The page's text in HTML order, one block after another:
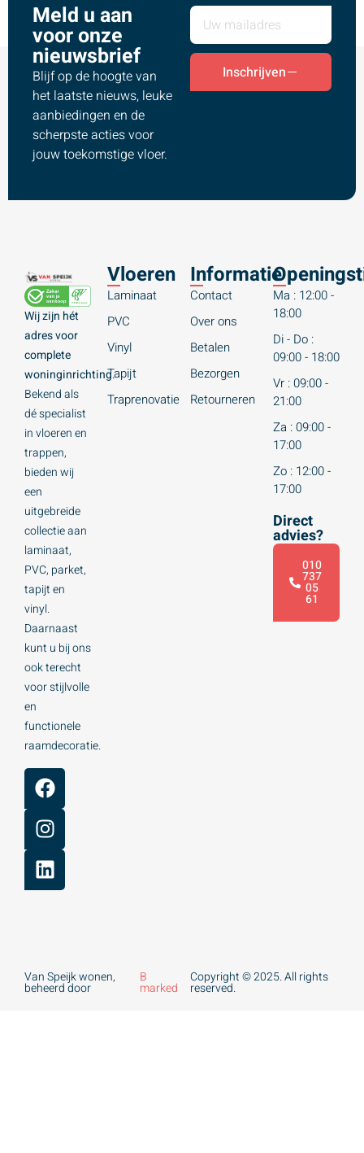
Meld u aan
voor onze
nieuwsbrief
Blijf op de hoogte van
het laatste nieuws, leuke
aanbiedingen en de
scherpste acties voor
jouw toekomstige vloer.
Inschrijven
Wij zijn hét
adres voor
complete
woninginrichting.
Bekend als
dé specialist
in vloeren en
trappen,
bieden wij
een
uitgebreide
collectie aan
laminaat,
PVC, parket,
tapijt en
vinyl.
Daarnaast
kunt u bij ons
ook terecht
voor stijlvolle
en
functionele
raamdecoratie.
Vloeren
Laminaat
PVC
Vinyl
Tapijt
Traprenovatie
Informatie
Contact
Over ons
Betalen
Bezorgen
Retourneren
Ma : 12:00 -
18:00
Di - Do :
09:00 - 18:00
Vr : 09:00 -
21:00
Za : 09:00 -
17:00
Zo : 12:00 -
17:00
Direct
advies?
010
737
05
61
Van Speijk wonen,
beheerd door
B
marked
Copyright © 2025. All rights
reserved.